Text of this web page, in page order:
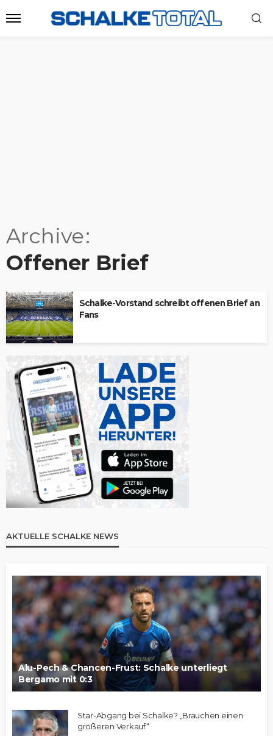
Archive
Offener Brief
Schalke-Vorstand schreibt offenen Brief an
Fans
AKTUELLE SCHALKE NEWS
Alu-Pech & Chancen-Frust: Schalke unterliegt
Bergamo mit 0:3
Star-Abgang bei Schalke? „Brauchen einen
größeren Verkauf“